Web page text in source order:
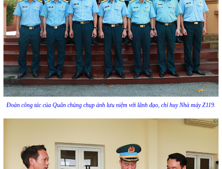
Đoàn công tác của Quân chủng chụp ảnh lưu niệm với lãnh đạo, chỉ huy Nhà máy Z119.